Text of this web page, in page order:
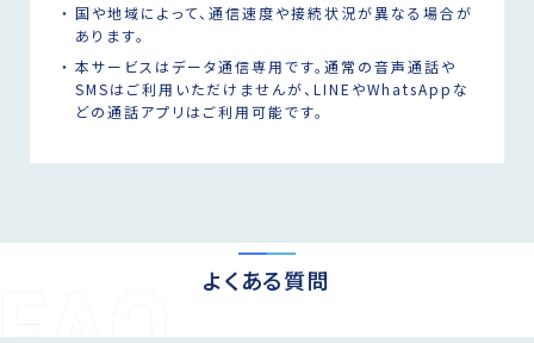
国や地域によって、通信速度や接続状況が異なる場合が
あります。
本サービスはデータ通信専用です。通常の音声通話や
SMSはご利用いただけませんが、LINEやWhatsAppな
どの通話アプリはご利用可能です。
よくある質問